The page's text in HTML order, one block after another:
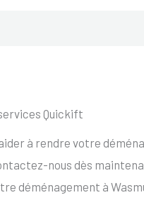
Quickift
à rendre votre
nous dès
déménagement à